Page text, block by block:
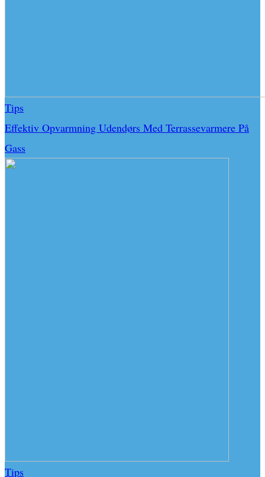
Tips
Effektiv Opvarmning Udendørs Med Terrassevarmere På
Gass
Tips